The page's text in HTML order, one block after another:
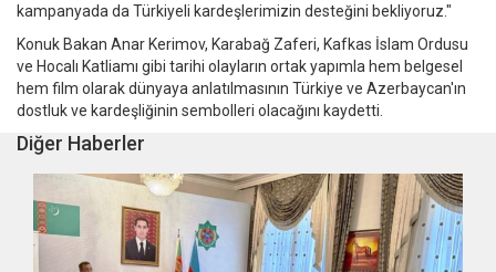
kampanyada da Türkiyeli kardeşlerimizin desteğini bekliyoruz."
Konuk Bakan Anar Kerimov, Karabağ Zaferi, Kafkas İslam Ordusu
ve Hocalı Katliamı gibi tarihi olayların ortak yapımla hem belgesel
hem film olarak dünyaya anlatılmasının Türkiye ve Azerbaycan'ın
dostluk ve kardeşliğinin sembolleri olacağını kaydetti.
Diğer Haberler